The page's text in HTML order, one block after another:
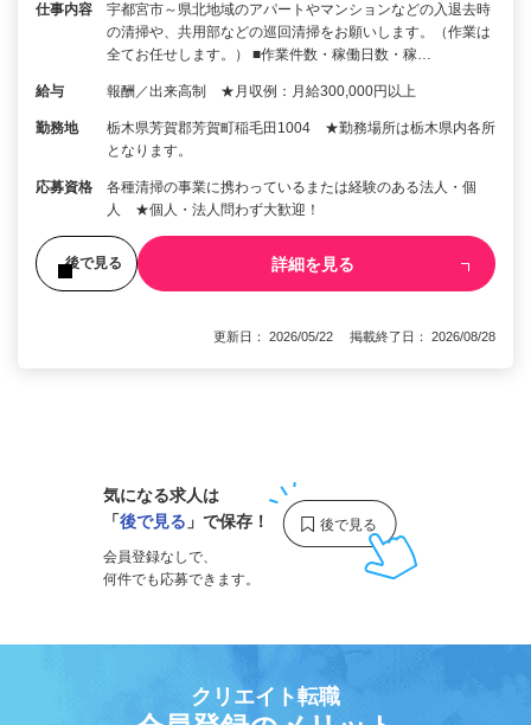
仕事内容
宇都宮市～県北地域のアパートやマンションなどの入退去時
の清掃や、共用部などの巡回清掃をお願いします。（作業は
全てお任せします。） ■作業件数・稼働日数・稼…
給与 報酬／出来高制 ★月収例：月給300,000円以上
勤務地
栃木県芳賀郡芳賀町稲毛田1004 ★勤務場所は栃木県内各所
となります。
応募資格
各種清掃の事業に携わっているまたは経験のある法人・個
人 ★個人・法人問わず大歓迎！
後で見る 詳細を見る
更新日： 2026/05/22 掲載終了日： 2026/08/28
気になる求人は
「後で見る 」で保存！
会員登録なしで、
何件でも応募できます。
クリエイト転職